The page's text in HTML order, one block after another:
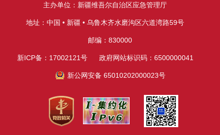
主办单位：新疆维吾尔自治区应急管理厅
地址：中国 • 新疆 • 乌鲁木齐水磨沟区六道湾路59号
邮编：830000
新ICP备：17002121号 政府网站标识码：6500000041
新公网安备 65010202000023号